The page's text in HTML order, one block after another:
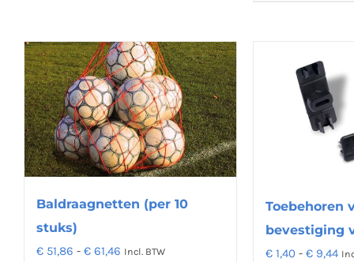
variaties.
Deze
optie
kan
gekozen
worden
de
Baldraagnetten (per 10
stuks)
€ 51,86 - € 61,46 Prijsklasse:
Incl. BTW
Toebehoren
bevestiging
€ 1,40 - € 9,44